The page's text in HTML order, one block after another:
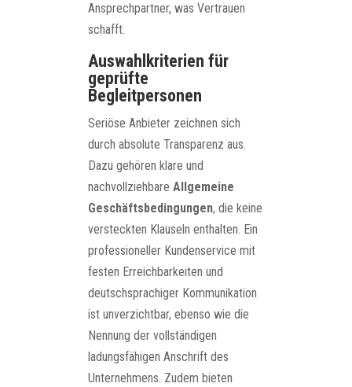
Ansprechpartner, was Vertrauen
schafft.
Auswahlkriterien für
geprüfte
Begleitpersonen
Seriöse Anbieter zeichnen sich
durch absolute Transparenz aus.
Dazu gehören klare und
nachvollziehbare Allgemeine
Geschäftsbedingungen, die keine
versteckten Klauseln enthalten. Ein
professioneller Kundenservice mit
festen Erreichbarkeiten und
deutschsprachiger Kommunikation
ist unverzichtbar, ebenso wie die
Nennung der vollständigen
ladungsfähigen Anschrift des
Unternehmens. Zudem bieten